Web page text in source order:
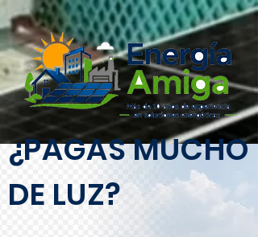
¿PAGAS MUCHO
DE LUZ?